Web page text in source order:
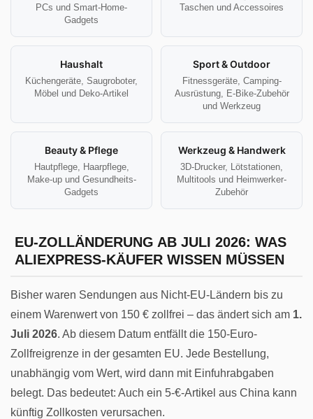
PCs und Smart-Home-
Gadgets
Taschen und Accessoires
Haushalt
Küchengeräte, Saugroboter,
Möbel und Deko-Artikel
Sport & Outdoor
Fitnessgeräte, Camping-
Ausrüstung, E-Bike-Zubehör
und Werkzeug
Beauty & Pflege
Hautpflege, Haarpflege,
Make-up und Gesundheits-
Gadgets
Werkzeug & Handwerk
3D-Drucker, Lötstationen,
Multitools und Heimwerker-
Zubehör
EU-ZOLLÄNDERUNG AB JULI 2026: WAS
ALIEXPRESS-KÄUFER WISSEN MÜSSEN
Bisher waren Sendungen aus Nicht-EU-Ländern bis zu
einem Warenwert von 150 € zollfrei – das ändert sich am 1.
Juli 2026. Ab diesem Datum entfällt die 150-Euro-
Zollfreigrenze in der gesamten EU. Jede Bestellung,
unabhängig vom Wert, wird dann mit Einfuhrabgaben
belegt. Das bedeutet: Auch ein 5-€-Artikel aus China kann
künftig Zollkosten verursachen.